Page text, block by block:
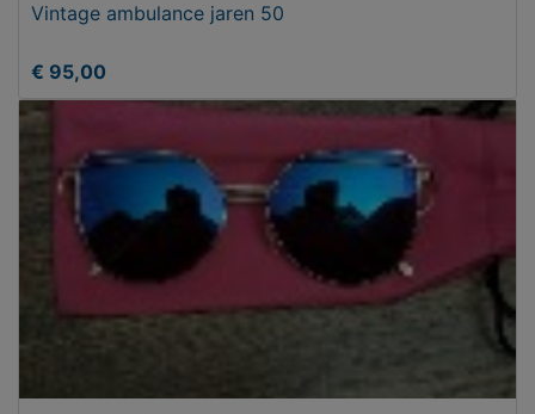
Vintage ambulance jaren 50
€ 95,00